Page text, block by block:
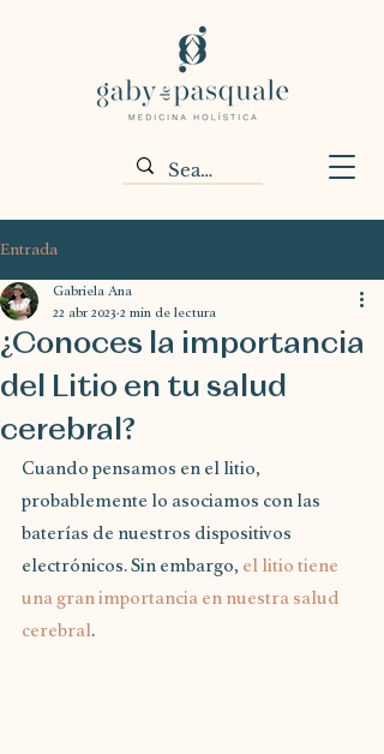
Entrada
¿Conoces la importancia
del Litio en tu salud
cerebral?
Gabriela Ana
22 abr 2023 2 min de lectura
Cuando pensamos en el litio,
probablemente lo asociamos con las
baterías de nuestros dispositivos
electrónicos. Sin embargo, el litio tiene
una gran importancia en nuestra salud
cerebral.